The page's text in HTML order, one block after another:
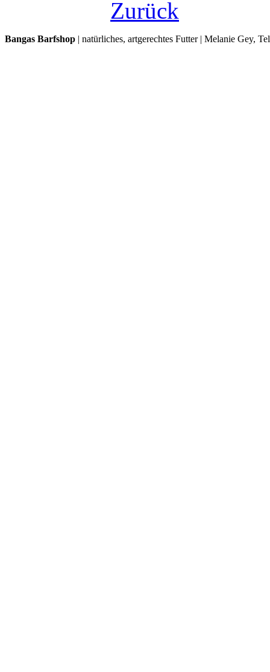
Zurück
Bangas Barfshop | natürliches, artgerechtes Futter | Melanie Gey,